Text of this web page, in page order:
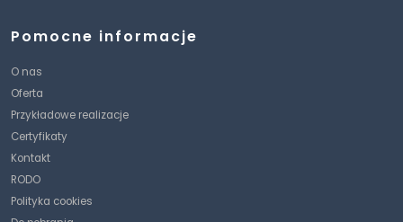
Pomocne informacje
O nas
Oferta
Przykładowe realizacje
Certyfikaty
Kontakt
RODO
Polityka cookies